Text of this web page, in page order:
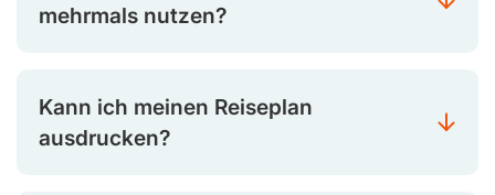
mehrmals nutzen?
Kann ich meinen Reiseplan
ausdrucken?